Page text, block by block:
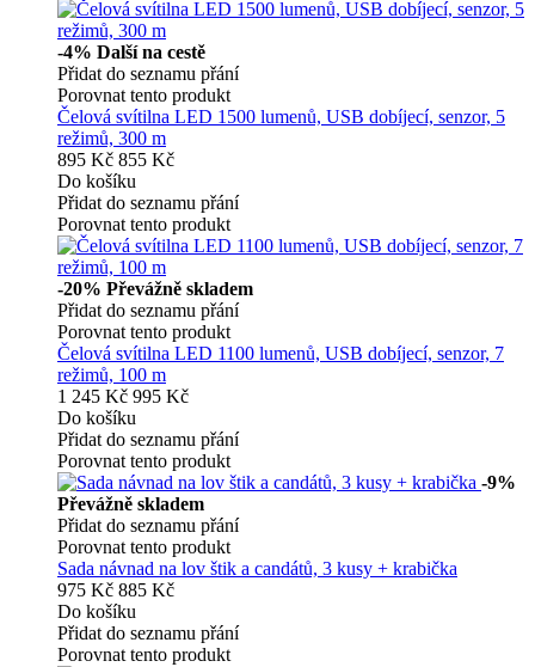
-4% Další na cestě
Přidat do seznamu přání
Porovnat tento produkt
Čelová svítilna LED 1500 lumenů, USB dobíjecí, senzor, 5
režimů, 300 m
895 Kč 855 Kč
Do košíku
Přidat do seznamu přání
Porovnat tento produkt
-20% Převážně skladem
Přidat do seznamu přání
Porovnat tento produkt
Čelová svítilna LED 1100 lumenů, USB dobíjecí, senzor, 7
režimů, 100 m
1 245 Kč 995 Kč
Do košíku
Přidat do seznamu přání
Porovnat tento produkt
-9%
Převážně skladem
Přidat do seznamu přání
Porovnat tento produkt
Sada návnad na lov štik a candátů, 3 kusy + krabička
975 Kč 885 Kč
Do košíku
Přidat do seznamu přání
Porovnat tento produkt